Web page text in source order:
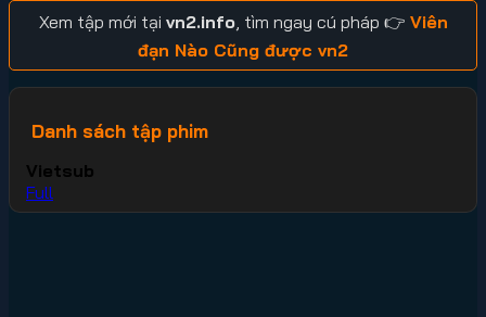
Xem tập mới tại vn2.info, tìm ngay cú pháp 👉 Viên
đạn Nào Cũng được vn2
Danh sách tập phim
Vietsub
Full